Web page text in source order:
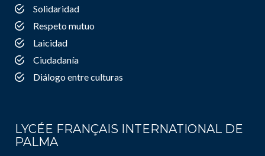
Solidaridad
Respeto mutuo
Laicidad
Ciudadanía
Diálogo entre culturas
LYCÉE FRANÇAIS INTERNATIONAL DE
PALMA